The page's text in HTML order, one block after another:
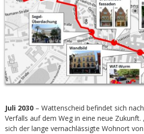
Juli 2030– Wattenscheid befindet sich
Verfalls auf dem Weg in eine neue
sich der lange vernachlässigte Wohnort